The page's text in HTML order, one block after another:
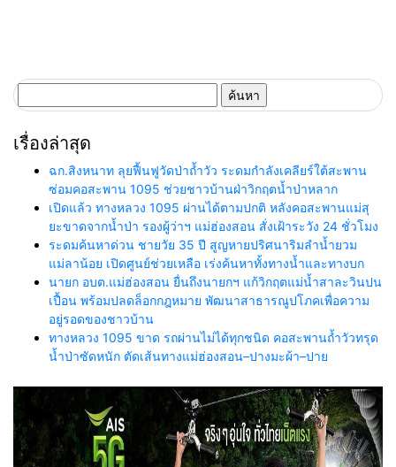
สำหรับ:
เรื่องล่าสุด
ฉก.สิงหนาท ลุยฟื้นฟูวัดป่าถ้ำวัว ระดมกำลังเคลียร์ใต้สะพาน
ซ่อมคอสะพาน 1095 ช่วยชาวบ้านฝ่าวิกฤตน้ำป่าหลาก
เปิดแล้ว ทางหลวง 1095 ผ่านได้ตามปกติ หลังคอสะพานแม่สุ
ยะขาดจากน้ำป่า รองผู้ว่าฯ แม่ฮ่องสอน สั่งเฝ้าระวัง 24 ชั่วโมง
ระดมค้นหาด่วน ชายวัย 35 ปี สูญหายปริศนาริมลำน้ำยวม
แม่ลาน้อย เปิดศูนย์ช่วยเหลือ เร่งค้นหาทั้งทางน้ำและทางบก
นายก อบต.แม่ฮ่องสอน ยื่นถึงนายกฯ แก้วิกฤตแม่น้ำสาละวินปน
เปื้อน พร้อมปลดล็อกกฎหมาย พัฒนาสาธารณูปโภคเพื่อความ
อยู่รอดของชาวบ้าน
ทางหลวง 1095 ขาด รถผ่านไม่ได้ทุกชนิด คอสะพานถ้ำวัวทรุด
น้ำป่าซัดหนัก ตัดเส้นทางแม่ฮ่องสอน–ปางมะผ้า–ปาย